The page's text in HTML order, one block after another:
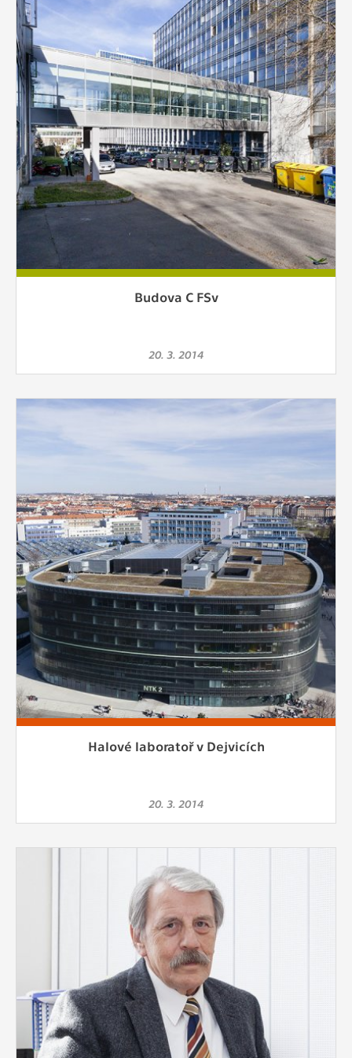
Budova C FSv
20. 3. 2014
Halové laboratoř v Dejvicích
20. 3. 2014